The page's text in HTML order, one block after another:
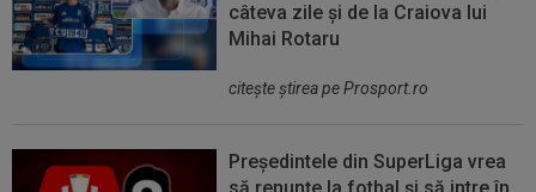
câteva zile și de la Craiova lui
Mihai Rotaru
citeşte ştirea pe Prosport.ro
Președintele din SuperLiga vrea